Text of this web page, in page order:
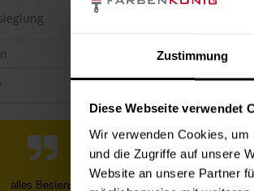
Zustimmung
Diese Webseite verwendet
Wir verwenden Cookies,
und die Zugriffe auf unsere
Website an unsere Partner
Bearbeitung und und
der
Die
Bei diesen